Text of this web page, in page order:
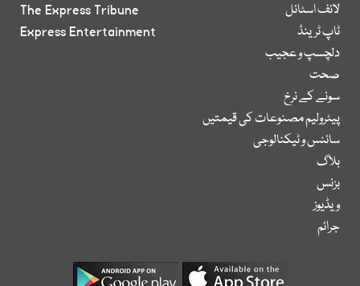
لائف اسٹائل
ٹاپ ٹرینڈ
دلچسپ و عجیب
صحت
سونے کے نرخ
پیٹرولیم مصنوعات کی قیمتیں
سائنس و ٹیکنالوجی
بلاگ
بزنس
ویڈیوز
جرائم
The Express Tribune
Express Entertainment